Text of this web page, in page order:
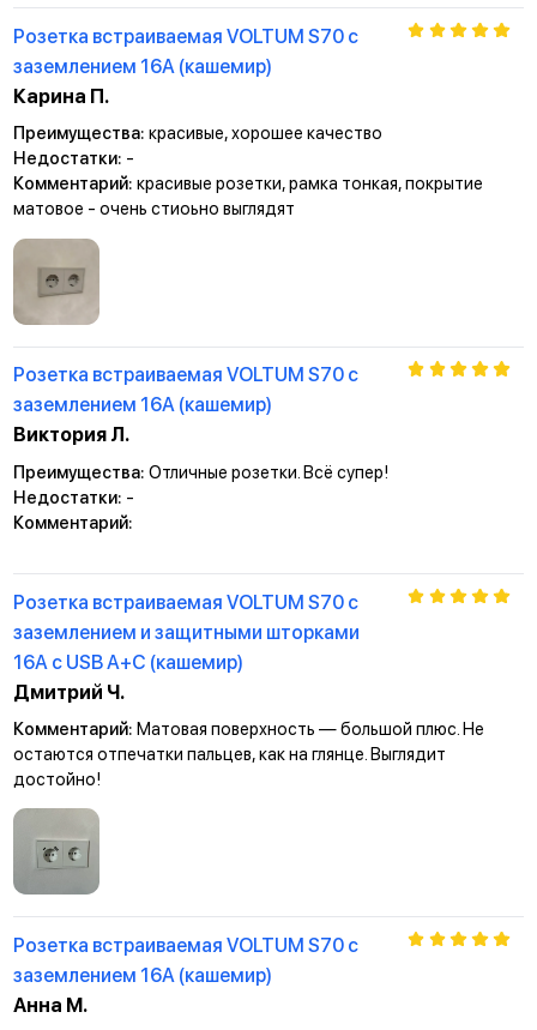
Розетка встраиваемая VOLTUM S70 с
заземлением 16А (кашемир)
Карина П.
Преимущества: красивые, хорошее качество
Недостатки: -
Комментарий: красивые розетки, рамка тонкая, покрытие
матовое - очень стиоьно выглядят
Розетка встраиваемая VOLTUM S70 с
заземлением 16А (кашемир)
Виктория Л.
Преимущества: Отличные розетки. Всё супер!
Недостатки: -
Комментарий:
Розетка встраиваемая VOLTUM S70 с
заземлением и защитными шторками
16А с USB А+С (кашемир)
Дмитрий Ч.
Комментарий: Матовая поверхность — большой плюс. Не
остаются отпечатки пальцев, как на глянце. Выглядит
достойно!
Розетка встраиваемая VOLTUM S70 с
заземлением 16А (кашемир)
Анна М.